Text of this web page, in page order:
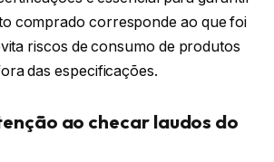
comprado corresponde ao que foi
riscos de consumo de produtos
das especificações.
ao checar laudos do